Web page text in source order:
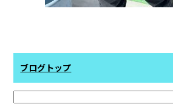
ブログトップ